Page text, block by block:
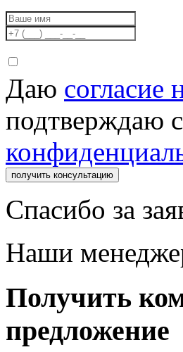
Даю согласие
подтверждаю
получить консультацию
Спасибо за
Наши
Получить
предложение